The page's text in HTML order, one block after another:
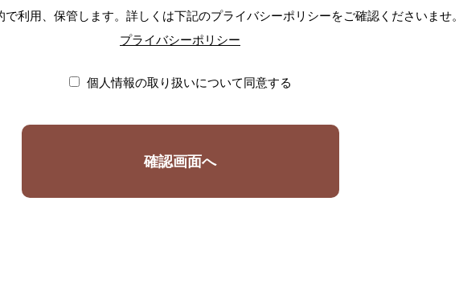
利用、保管します。詳しくは下記のプライバシーポリシーをご確認くださいませ。
プライバシーポリシー
個人情報の取り扱いについて同意する